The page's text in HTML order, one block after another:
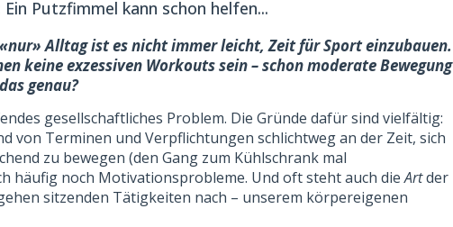
Ein Putzfimmel kann schon helfen...
Alltag ist es nicht immer leicht, Zeit für Sport einzubauen.
keine exzessiven Workouts sein – schon moderate Bewegung
genau?
gesellschaftliches Problem. Die Gründe dafür sind vielfältig:
von Terminen und Verpflichtungen schlichtweg an der Zeit, sich
zu bewegen (den Gang zum Kühlschrank mal
häufig noch Motivationsprobleme. Und oft steht auch dieArtder
sitzenden Tätigkeiten nach – unserem körpereigenen